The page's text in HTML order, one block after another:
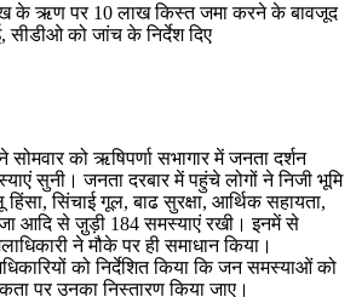
के ऋण पर 10 लाख किस्त जमा करने के बावजूद
सीडीओ को जांच के निर्देश दिए
को ऋषिपर्णा सभागार में जनता दर्शन
सुनी। जनता दरबार में पहुंचे लोगों ने निजी भूमि
हिंसा, सिंचाई गूल, बाढ सुरक्षा, आर्थिक सहायता,
आदि से जु़ड़ी 184 समस्याएं रखी। इनमें से
ने मौके पर ही समाधान किया।
को निर्देशित किया कि जन समस्याओं को
पर उनका निस्तारण किया जाए।